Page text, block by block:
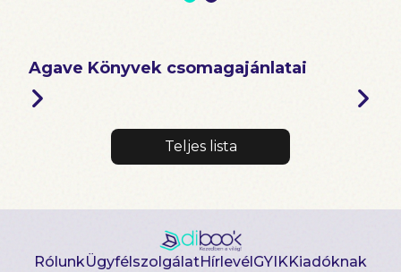
Agave Könyvek csomagajánlatai
Teljes lista
RólunkÜgyfélszolgálatHírlevél GYIKKiadóknak